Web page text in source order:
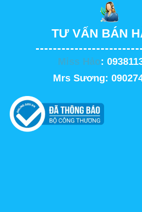
TƯ VẤN BÁN
Miss Hảo:
Mrs Sương: